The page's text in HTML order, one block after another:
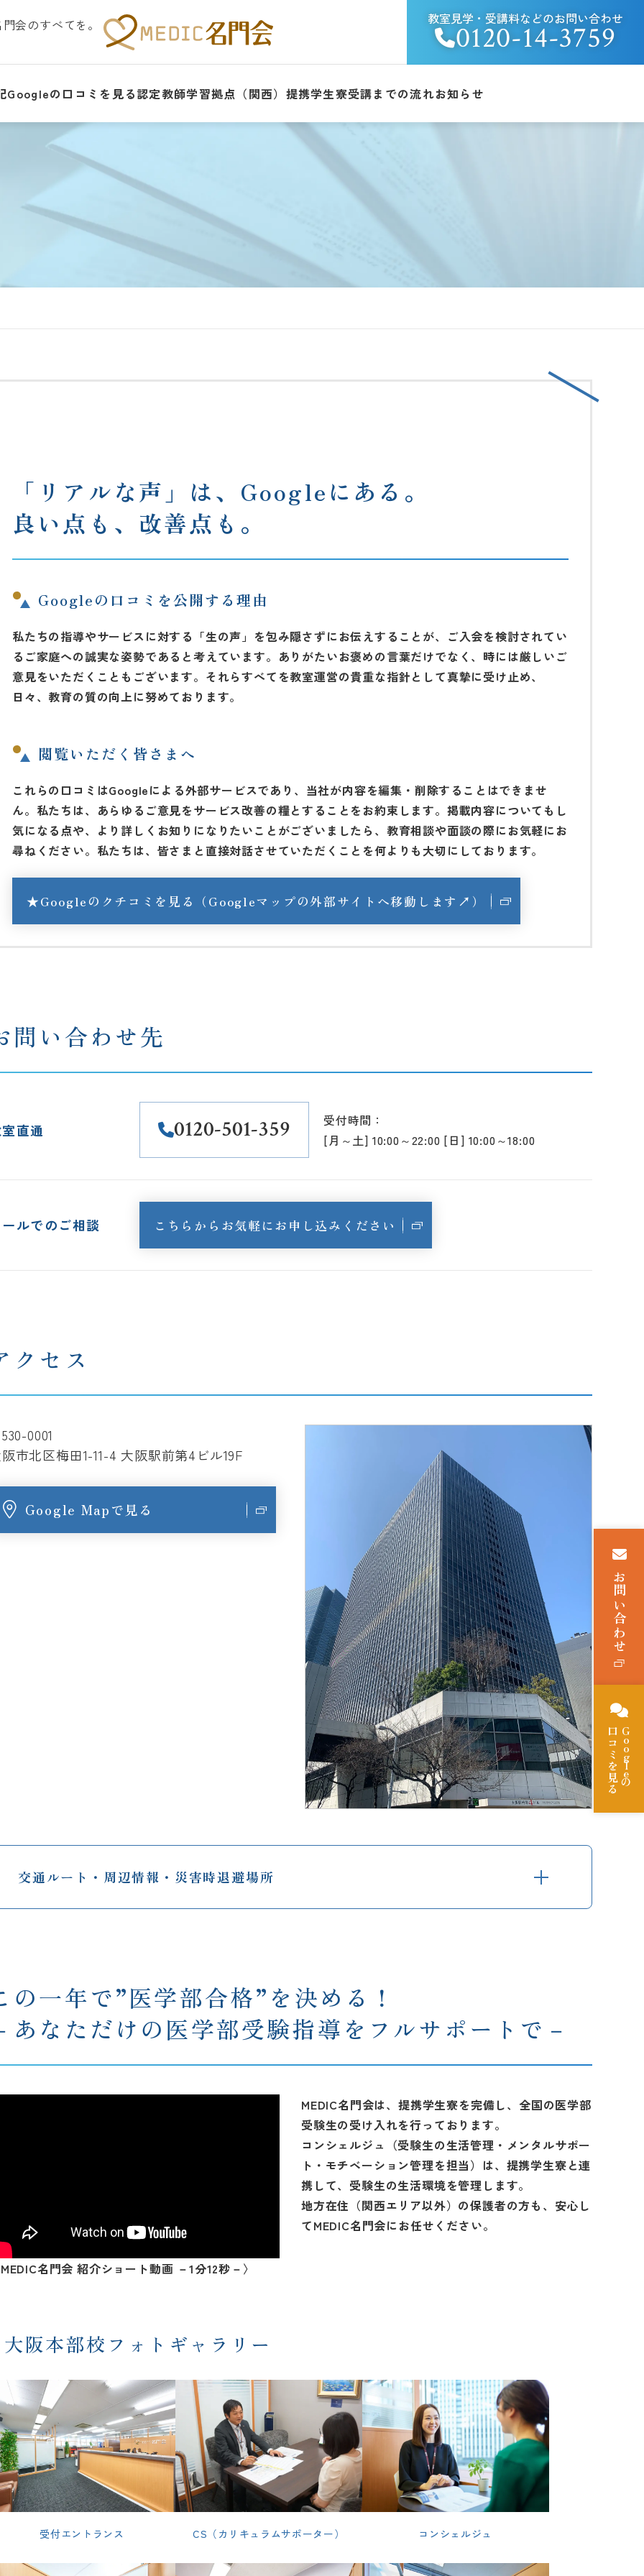
会のすべてを。 教室見学・受講料などのお問い合わせ
0120-14-3759
Googleの口コミを見る認定教師学習拠点（関西） 提携学生寮受講までの流れお知らせ
「リアルな声」は、Googleにある。
良い点も、改善点も。
Googleの口コミを公開する理由
私たちの指導やサービスに対する「生の声」を包み隠さずにお伝えすることが、ご入会を検討されてい
るご家庭への誠実な姿勢であると考えています。 ありがたいお褒めの言葉だけでなく、時には厳しいご
意見をいただくこともございます。 それらすべてを教室運営の貴重な指針として真摯に受け止め、
日々、教育の質の向上に努めております。
閲覧いただく皆さまへ
これらの口コミはGoogleによる外部サービスであり、当社が内容を編集・削除することはできませ
ん。 私たちは、あらゆるご意見をサービス改善の糧とすることをお約束します。 掲載内容についてもし
気になる点や、より詳しくお知りになりたいことがございましたら、教育相談や面談の際にお気軽にお
尋ねください。 私たちは、皆さまと直接対話させていただくことを何よりも大切にしております。
★Googleのクチコミを見る（Googleマップの外部サイトへ移動します↗）
問い合わせ先
直通 0120-501-359
受付時間：
[月～土] 10:00～22:00 [日] 10:00～18:00
ルでのご相談 こちらからお気軽にお申し込みください
クセス
0001
市北区梅田1-11-4 大阪駅前第4ビル19F
Google Mapで見る
交通ルート・周辺情報・災害時退避場所
の一年で”医学部合格”を決める！
あなただけの医学部受験指導をフルサポートで－
名門会 紹介ショート動画 －1分12秒－〉
MEDIC名門会は、提携学生寮を完備し、全国の医学部
受験生の受け入れを行っております。
コンシェルジュ（受験生の生活管理・メンタルサポー
ト・モチベーション管理を担当）は、提携学生寮と連
携して、受験生の生活環境を管理します。
地方在住（関西エリア以外）の保護者の方も、安心し
てMEDIC名門会にお任せください。
大阪本部校フォトギャラリー
受付エントランス CS（カリキュラムサポーター） コンシェルジュ
お問い合わせ
Goog
le
の
口コミを見る